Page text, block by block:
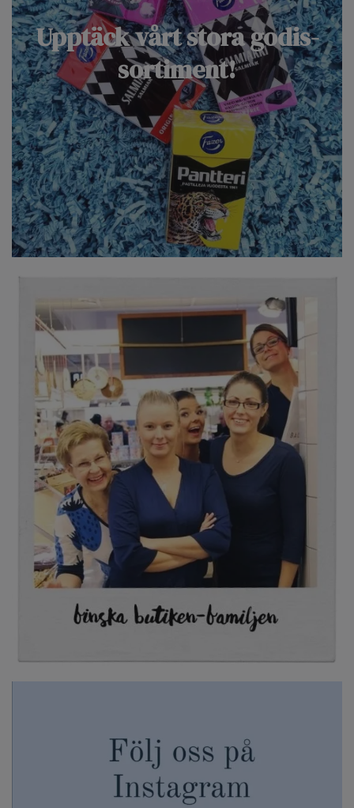
Upptäck vårt stora godis-
sortiment!